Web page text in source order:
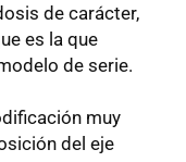
de carácter,
es la que
de serie.
muy
del eje